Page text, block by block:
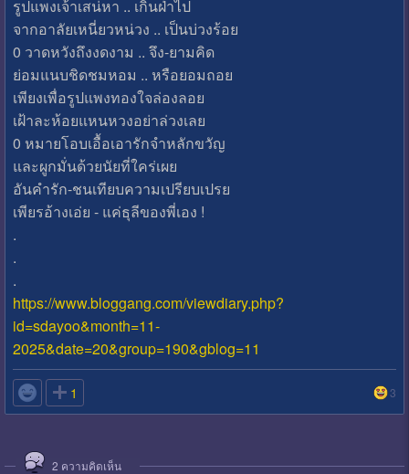
รูปแพงเจ้าเสน่หา .. เกินฝ่าไป
จากอาลัยเหนี่ยวหน่วง .. เป็นบ่วงร้อย
0 วาดหวังถึงงดงาม .. จึง-ยามคิด
ย่อมแนบชิดชมหอม .. หรือยอมถอย
เพียงเพื่อรูปแพงทองใจล่องลอย
เฝ้าละห้อยแหนหวงอย่าล่วงเลย
0 หมายโอบเอื้อเอารักจำหลักขวัญ
และผูกมั่นด้วยนัยที่ใคร่เผย
อันคำรัก-ชนเทียบความเปรียบเปรย
เพียรอ้างเอ่ย - แค่ธุลีของพี่เอง !
.
.
.
https://www.bloggang.com/viewdiary.php?
id=sdayoo&month=11-
2025&date=20&group=190&gblog=11
 1 3
2 ความคิดเห็น